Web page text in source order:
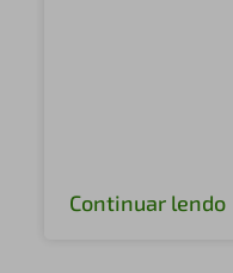
Continuar lendo